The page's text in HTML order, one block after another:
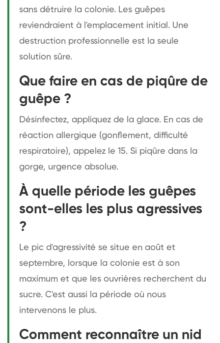
sans détruire la colonie. Les guêpes
reviendraient à l'emplacement initial. Une
destruction professionnelle est la seule
solution sûre.
Que faire en cas de piqûre de
guêpe ?
Désinfectez, appliquez de la glace. En cas de
réaction allergique (gonflement, difficulté
respiratoire), appelez le 15. Si piqûre dans la
gorge, urgence absolue.
À quelle période les guêpes
sont-elles les plus agressives
?
Le pic d'agressivité se situe en août et
septembre, lorsque la colonie est à son
maximum et que les ouvrières recherchent du
sucre. C'est aussi la période où nous
intervenons le plus.
Comment reconnaître un nid